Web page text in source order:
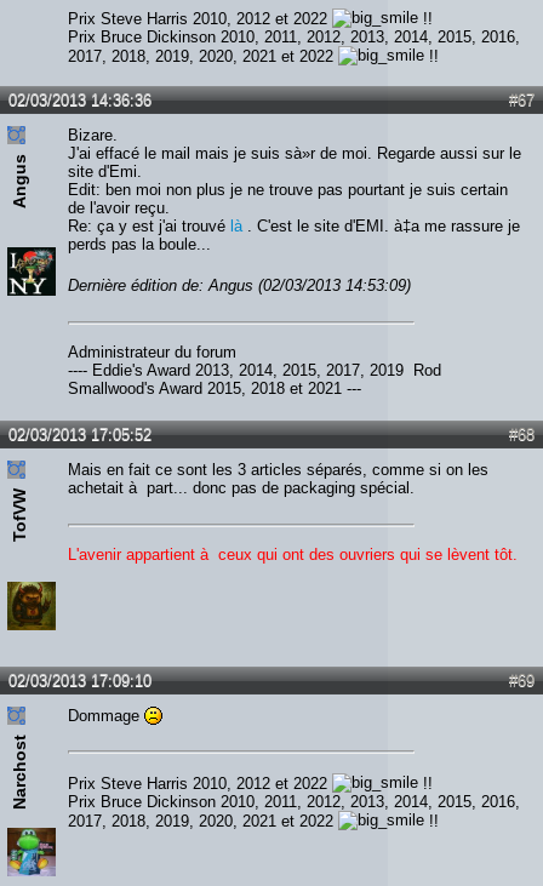
Prix Steve Harris 2010, 2012 et 2022
!!
Prix Bruce Dickinson 2010, 2011, 2012, 2013, 2014, 2015, 2016,
2017, 2018, 2019, 2020, 2021 et 2022
!!
#67
02/03/2013 14:36:36
Angus
Bizare.
J'ai effacé le mail mais je suis sà»r de moi. Regarde aussi sur le
site d'Emi.
Edit: ben moi non plus je ne trouve pas pourtant je suis certain
de l'avoir reçu.
Re: ça y est j'ai trouvé là
. C'est le site d'EMI. à‡a me rassure je
perds pas la boule...
Dernière édition de: Angus (02/03/2013 14:53:09)
Administrateur du forum
---- Eddie's Award 2013, 2014, 2015, 2017, 2019 Rod
Smallwood's Award 2015, 2018 et 2021 ---
#68
02/03/2013 17:05:52
TofVW
Mais en fait ce sont les 3 articles séparés, comme si on les
achetait à part... donc pas de packaging spécial.
L'avenir appartient à ceux qui ont des ouvriers qui se lèvent tôt.
#69
02/03/2013 17:09:10
Narchost
Dommage
Prix Steve Harris 2010, 2012 et 2022
!!
Prix Bruce Dickinson 2010, 2011, 2012, 2013, 2014, 2015, 2016,
2017, 2018, 2019, 2020, 2021 et 2022
!!